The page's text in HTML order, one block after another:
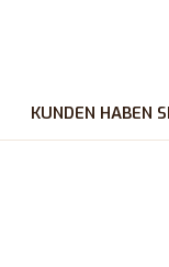
KUNDEN HABEN